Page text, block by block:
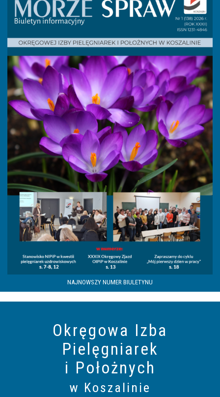
NAJNOWSZY NUMER BIULETYNU
Okręgowa Izba
Pielęgniarek
i Położnych
w Koszalinie